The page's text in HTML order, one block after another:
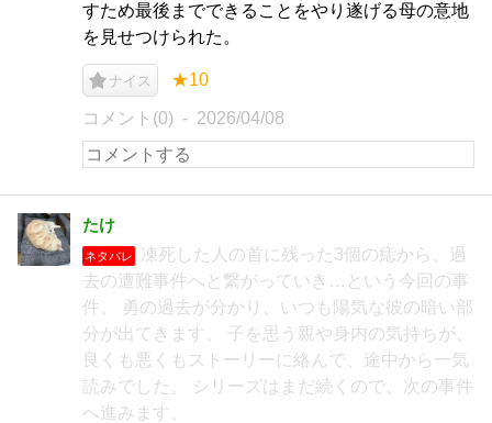
すため最後までできることをやり遂げる母の意地
を見せつけられた。
ナイス ★10
コメント(0) 2026/04/08
たけ
ネタバレ
凍死した人の首に残った3個の痣から、過
去の遭難事件へと繋がっていき…という今回の事
件。 勇の過去が分かり、いつも陽気な彼の暗い部
分が出てきます。 子を思う親や身内の気持ちが、
良くも悪くもストーリーに絡んで、途中から一気
読みでした。 シリーズはまだ続くので、次の事件
へ進みます。